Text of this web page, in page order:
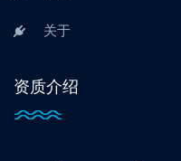
关于
资质介绍